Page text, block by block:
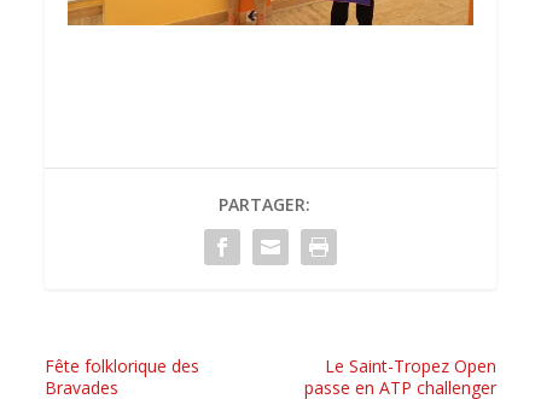
PARTAGER:
Fête folklorique des
Bravades
Le Saint-Tropez Open
passe en ATP challenger